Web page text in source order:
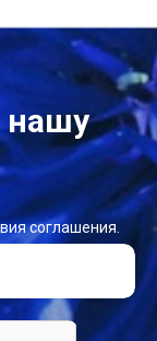
нашу
соглашения.